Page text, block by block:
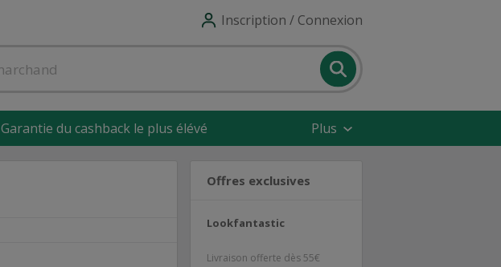
Inscription / Connexion
Garantie du cashback le plus élévé Plus
Offres exclusives
Lookfantastic
Livraison offerte dès 55€